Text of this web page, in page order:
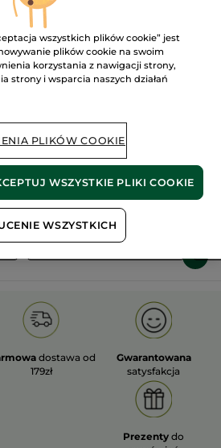
pól organicznych
LES DEODORANTS NAT.
dostawa od
179zł
Gwarantowana
satysfakcja
Prezenty do
wszystkich plików cookie” jest
plików cookie na swoim
korzystania z nawigacji strony,
strony i wsparcia naszych działań
PLIKÓW COOKIE
WSZYSTKICH
WSZYSTKIE PLIKI COOKIE